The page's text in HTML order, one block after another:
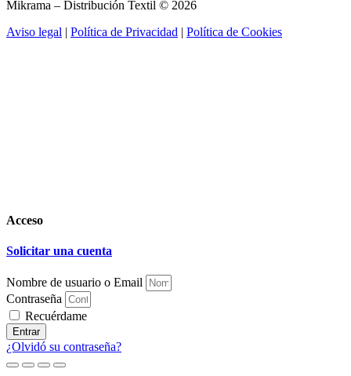
Mikrama – Distribución Textil © 2026
Aviso legal | Política de Privacidad | Política de Cookies
Acceso
Solicitar una cuenta
Nombre de usuario o Email
Contraseña
Recuérdame
Entrar
¿Olvidó su contraseña?